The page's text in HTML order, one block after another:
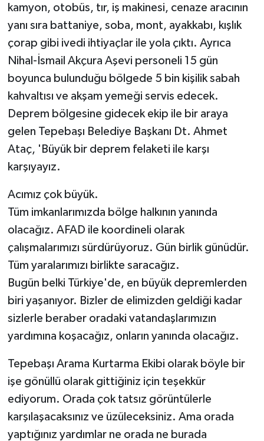
kamyon, otobüs, tır, iş makinesi, cenaze aracının
yanı sıra battaniye, soba, mont, ayakkabı, kışlık
çorap gibi ivedi ihtiyaçlar ile yola çıktı. Ayrıca
Nihal-İsmail Akçura Aşevi personeli 15 gün
boyunca bulunduğu bölgede 5 bin kişilik sabah
kahvaltısı ve akşam yemeği servis edecek.
Deprem bölgesine gidecek ekip ile bir araya
gelen Tepebaşı Belediye Başkanı Dt. Ahmet
Ataç, 'Büyük bir deprem felaketi ile karşı
karşıyayız.
Acımız çok büyük.
Tüm imkanlarımızda bölge halkının yanında
olacağız. AFAD ile koordineli olarak
çalışmalarımızı sürdürüyoruz. Gün birlik günüdür.
Tüm yaralarımızı birlikte saracağız.
Bugün belki Türkiye'de, en büyük depremlerden
biri yaşanıyor. Bizler de elimizden geldiği kadar
sizlerle beraber oradaki vatandaşlarımızın
yardımına koşacağız, onların yanında olacağız.
Tepebaşı Arama Kurtarma Ekibi olarak böyle bir
işe gönüllü olarak gittiğiniz için teşekkür
ediyorum. Orada çok tatsız görüntülerle
karşılaşacaksınız ve üzüleceksiniz. Ama orada
yaptığınız yardımlar ne orada ne burada